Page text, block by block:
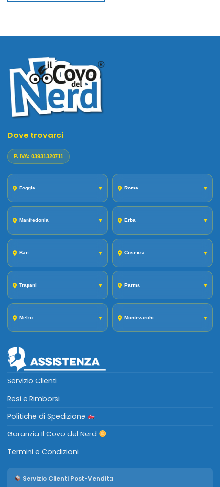
Dove trovarci
P. IVA: 03931320711
Foggia ▼ Roma ▼
Manfredonia ▼ Erba ▼
Bari ▼ Cosenza ▼
Trapani ▼ Parma ▼
Melzo ▼ Montevarchi ▼
Servizio Clienti
Resi e Rimborsi
Politiche di Spedizione
Garanzia Il Covo del Nerd
Termini e Condizioni
Servizio Clienti Post-Vendita